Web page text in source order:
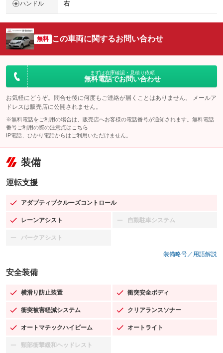
ハンドル 右
無料 この車両に関するお問い合わせ
まずは在庫確認・見積り依頼
無料電話でお問い合わせ
お気軽にどうぞ。問合せ後に何度もご連絡が届くことはありません。 メールア
ドレスは販売店に公開されません。
※無料電話をご利用の場合は、販売店へお客様の電話番号が通知されます。無料電話
番号ご利用の際の注意点は こちら
IP電話、ひかり電話からはご利用いただけません。
装備
運転支援
アダプティブクルーズコントロール
：装備あり
レーンアシスト
：装備あり 自動駐車システム
：装備なし
パークアシスト
：装備なし
装備略号／用語解説
安全装備
横滑り防止装置
：装備あり 衝突安全ボディ
：装備あり
衝突被害軽減システム
：装備あり クリアランスソナー
：装備あり
オートマチックハイビーム
：装備あり オートライト
：装備あり
頸部衝撃緩和ヘッドレスト
：装備なし